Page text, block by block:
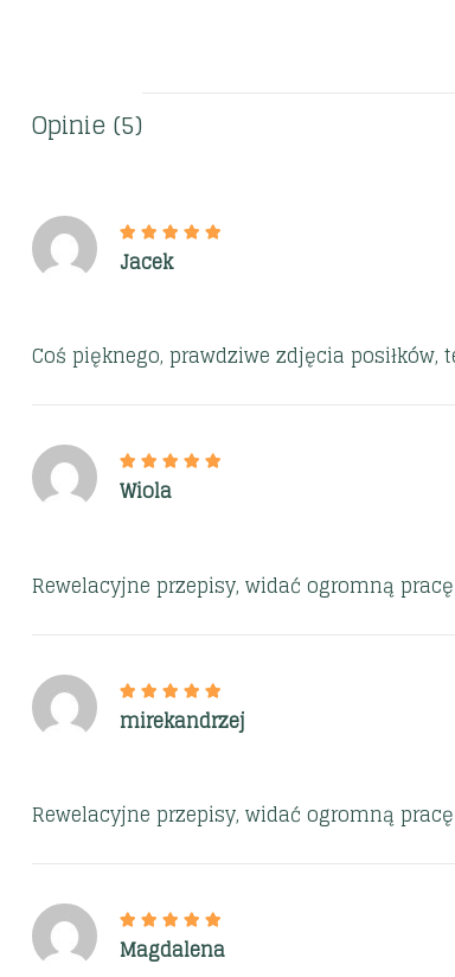
Opinie (5)
Jacek
Coś pięknego, prawdziwe zdjęcia
Wiola
Rewelacyjne przepisy, widać ogromną
mirekandrzej
Rewelacyjne przepisy, widać ogromną
Magdalena